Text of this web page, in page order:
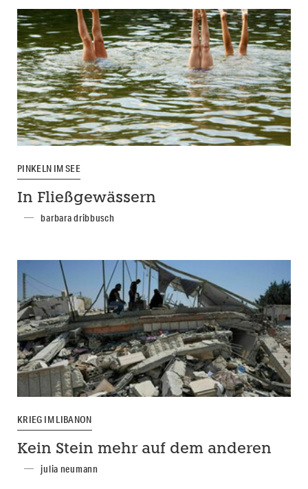
PINKELN IM SEE
In Fließgewässern
barbara dribbusch
KRIEG IM LIBANON
Kein Stein mehr auf dem anderen
julia neumann